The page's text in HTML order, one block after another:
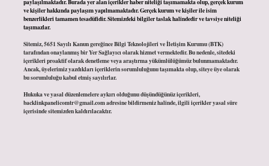
paylaşılmaktadır. Burada yer alan içerikler haber niteliği taşımamakta olup, gerçek kurum
ve kişiler hakkında paylaşım yapılmamaktadır. Gerçek kurum ve kişiler ile isim
benzerlikleri tamamen tesadüfidir. Sitemizdeki bilgiler taslak halindedir ve tavsiye niteliği
taşımazlar.
Sitemiz, 5651 Sayılı Kanun gereğince Bilgi Teknolojileri ve İletişim Kurumu (BTK)
tarafından onaylanmış bir Yer Sağlayıcı olarak hizmet vermektedir. Bu nedenle, sitedeki
içerikleri proaktif olarak denetleme veya araştırma yükümlülüğümüz bulunmamaktadır.
Ancak, üyelerimiz yazdıkları içeriklerin sorumluluğunu taşımakta olup, siteye üye olarak
bu sorumluluğu kabul etmiş sayılırlar.
Hukuka ve yasal düzenlemelere aykırı olduğunu düşündüğünüz içerikleri,
backlinkpanelicomtr@gmail.comadresine bildirmeniz halinde, ilgili içerikler yasal süre
içerisinde sitemizden kaldırılacaktır.